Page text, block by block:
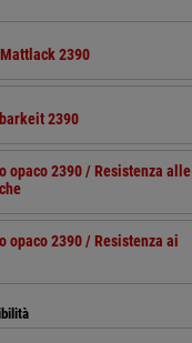
2390
2390
opaco 2390 / Resistenza alle
opaco 2390 / Resistenza ai